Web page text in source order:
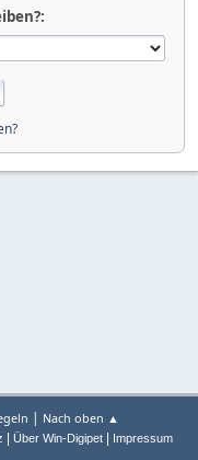
| Nach oben ▲
Über Win-Digipet Impressum